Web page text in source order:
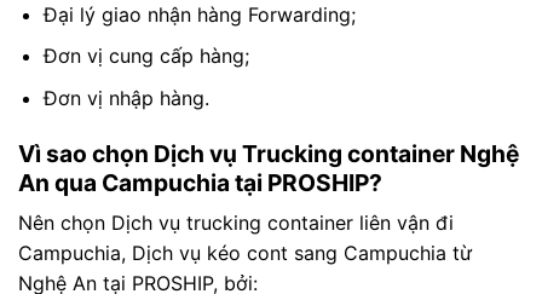
Đại lý giao nhận hàng Forwarding;
Đơn vị cung cấp hàng;
Đơn vị nhập hàng.
Vì sao chọn Dịch vụ Trucking container Nghệ
An qua Campuchia tại PROSHIP?
Nên chọn Dịch vụ trucking container liên vận đi
Campuchia, Dịch vụ kéo cont sang Campuchia từ
Nghệ An tại PROSHIP, bởi: